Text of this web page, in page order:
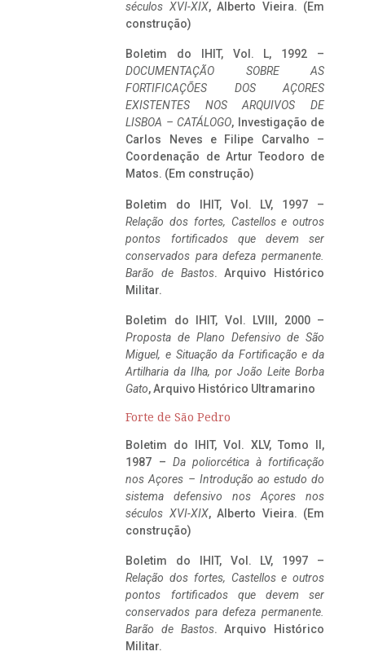
séculos XVI-XIX, Alberto Vieira. (Em
construção)
Boletim do IHIT, Vol. L, 1992 –
DOCUMENTAÇÃO SOBRE AS
FORTIFICAÇÕES DOS AÇORES
EXISTENTES NOS ARQUIVOS DE
LISBOA – CATÁLOGO, Investigação de
Carlos Neves e Filipe Carvalho –
Coordenação de Artur Teodoro de
Matos. (Em construção)
Boletim do IHIT, Vol. LV, 1997 –
Relação dos fortes, Castellos e outros
pontos fortificados que devem ser
conservados para defeza permanente.
Barão de Bastos. Arquivo Histórico
Militar.
Boletim do IHIT, Vol. LVIII, 2000 –
Proposta de Plano Defensivo de São
Miguel, e Situação da Fortificação e da
Artilharia da Ilha, por João Leite Borba
Gato, Arquivo Histórico Ultramarino
Forte de São Pedro
Boletim do IHIT, Vol. XLV, Tomo II,
1987 – Da poliorcética à fortificação
nos Açores – Introdução ao estudo do
sistema defensivo nos Açores nos
séculos XVI-XIX, Alberto Vieira. (Em
construção)
Boletim do IHIT, Vol. LV, 1997 –
Relação dos fortes, Castellos e outros
pontos fortificados que devem ser
conservados para defeza permanente.
Barão de Bastos. Arquivo Histórico
Militar.